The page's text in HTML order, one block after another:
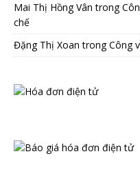
Mai Thị Hồng Vân trong
chế
Đặng Thị Xoan trongCông